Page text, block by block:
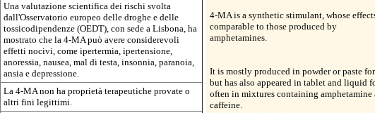
Una valutazione scientifica dei rischi svolta
dall'Osservatorio europeo delle droghe e delle
tossicodipendenze (OEDT), con sede a Lisbona, ha
mostrato che la 4-MA può avere considerevoli
effetti nocivi, come ipertermia, ipertensione,
anoressia, nausea, mal di testa, insonnia, paranoia,
ansia e depressione.
La 4-MA non ha proprietà terapeutiche provate o
altri fini legittimi.
4-MA is a synthetic stimulant, whose
comparable to those produced by
amphetamines.
It is mostly produced in powder or paste
but has also appeared in tablet and liquid
often in mixtures containing amphetamine
caffeine.